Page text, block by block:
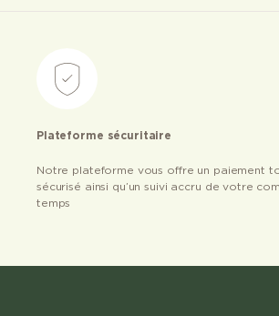
Plateforme sécuritaire
Notre plateforme vous offre un paiement
sécurisé ainsi qu’un suivi accru de votre
temps